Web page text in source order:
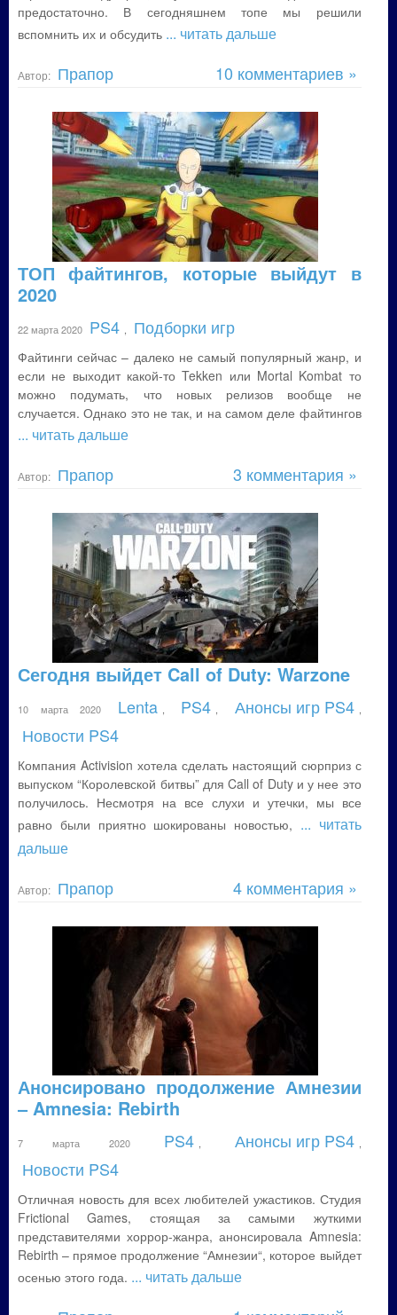
предостаточно. В сегодняшнем топе мы решили
вспомнить их и обсудить ... читать дальше
Автор: Прапор 10 комментариев »
ТОП файтингов, которые выйдут в
2020
22 марта 2020 PS4 Подборки игр
Файтинги сейчас – далеко не самый популярный жанр, и
если не выходит какой-то Tekken или Mortal Kombat то
можно подумать, что новых релизов вообще не
случается. Однако это не так, и на самом деле файтингов
... читать дальше
Автор: Прапор 3 комментария »
Сегодня выйдет Call of Duty: Warzone
10 марта 2020 Lenta PS4 Анонсы игр PS4
Новости PS4
Компания Activision хотела сделать настоящий сюрприз с
выпуском “Королевской битвы” для Call of Duty и у нее это
получилось. Несмотря на все слухи и утечки, мы все
равно были приятно шокированы новостью, ... читать
дальше
Автор: Прапор 4 комментария »
Анонсировано продолжение Амнезии
– Amnesia: Rebirth
7 марта 2020 PS4 Анонсы игр PS4
Новости PS4
Отличная новость для всех любителей ужастиков. Студия
Frictional Games, стоящая за самыми жуткими
представителями хоррор-жанра, анонсировала Amnesia:
Rebirth – прямое продолжение “Амнезии“, которое выйдет
осенью этого года. ... читать дальше